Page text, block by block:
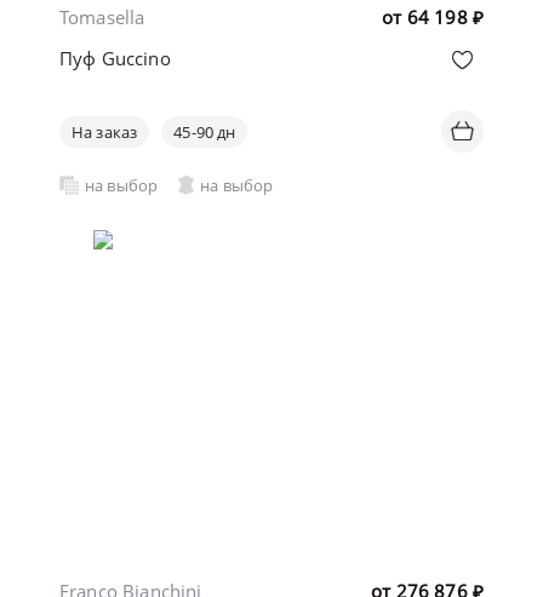
от 64 198 ₽
Tomasella
Пуф Guccino
На заказ 45-90 дн
на выбор на выбор
от 276 876 ₽
Franco Bianchini